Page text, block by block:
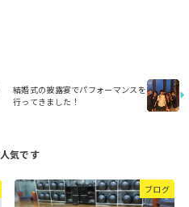
結婚式の披露宴でパフォーマンスを
行ってきました！
ブログ